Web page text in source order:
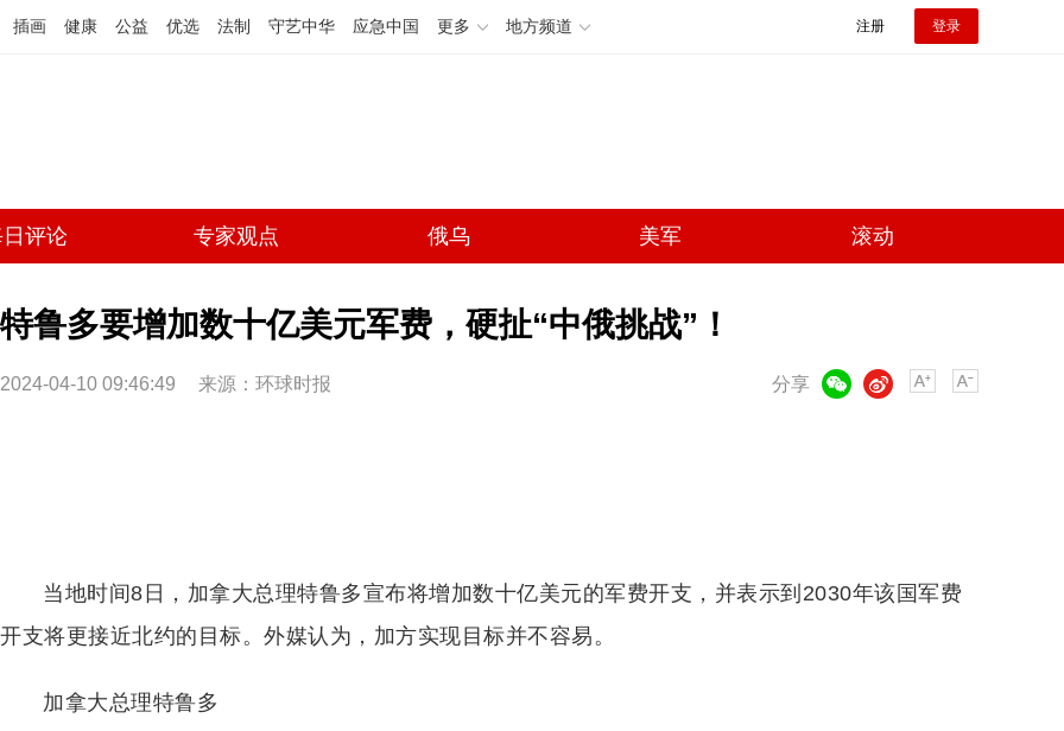
插画 健康 公益 优选 法制 守艺中华 应急中国 更多 地方频道 注册 登录
评论 专家观点 俄乌 美军 滚动
特鲁多要增加数十亿美元军费，硬扯“中俄挑战”！
2024-04-10 09:46:49 来源：环球时报 分享
微博
当地时间8日，加拿大总理特鲁多宣布将增加数十亿美元的军费开支，并表示到2030年该国军费
开支将更接近北约的目标。外媒认为，加方实现目标并不容易。
加拿大总理特鲁多